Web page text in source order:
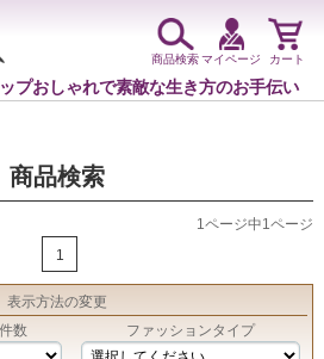
プおしゃれで素敵な生き方のお手伝い
商品検索マイページ カート
商品検索
1ページ中1ページ
1
表示方法の変更
数 ファッションタイプ